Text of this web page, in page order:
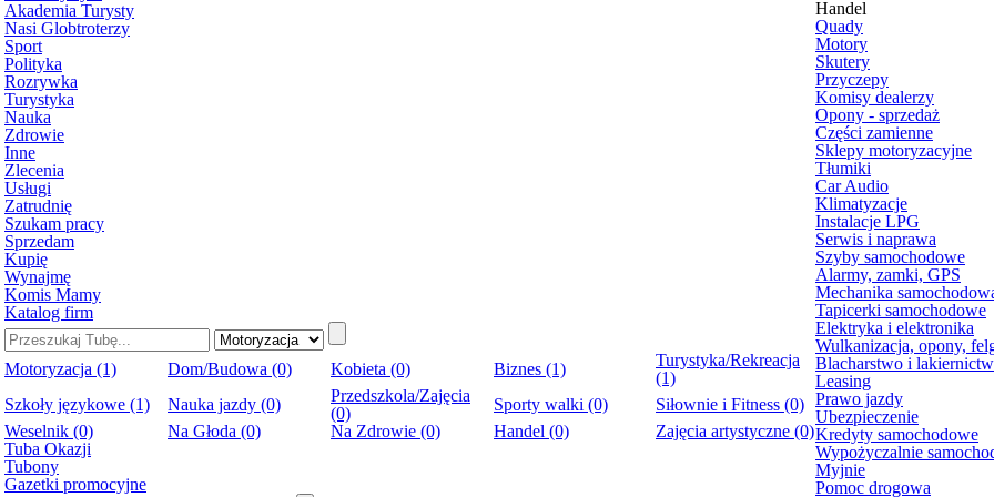
Akademia Turysty
Nasi Globtroterzy
Sport
Polityka
Rozrywka
Turystyka
Nauka
Zdrowie
Inne
Zlecenia
Usługi
Zatrudnię
Szukam pracy
Sprzedam
Kupię
Wynajmę
Komis Mamy
Katalog firm
Motoryzacja (1) Dom/Budowa (0) Kobieta (0) Biznes (1)
Turystyka/Rekreacja
(1)
Szkoły językowe (1)
Nauka jazdy (0)
Przedszkola/Zajęcia
(0)
Sporty walki (0)
Siłownie i Fitness (0)
Weselnik (0)
Na Głoda (0) Na Zdrowie (0) Handel (0)
Zajęcia artystyczne (0)
Tuba Okazji
Tubony
Gazetki promocyjne
Handel
Quady
Motory
Skutery
Przyczepy
Komisy dealerzy
Opony - sprzedaż
Części zamienne
Sklepy motoryzacyjne
Tłumiki
Car Audio
Klimatyzacje
Instalacje LPG
Serwis i naprawa
Szyby samochodowe
Alarmy, zamki, GPS
Mechanika
Tapicerki samochodowe
Elektryka i elektronika
Wulkanizacja, opony,
Blacharstwo i
Leasing
Prawo jazdy
Ubezpieczenie
Kredyty samochodowe
Wypożyczalnie
Myjnie
Pomoc drogowa